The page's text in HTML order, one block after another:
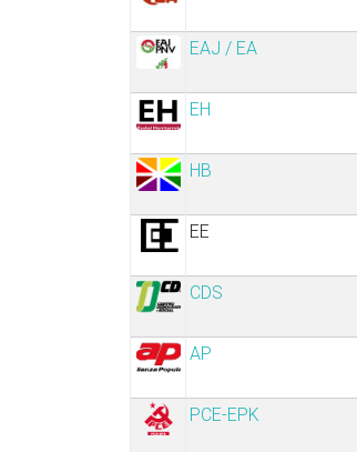
EAJ / EA
EH
HB
EE
CDS
AP
PCE-EPK